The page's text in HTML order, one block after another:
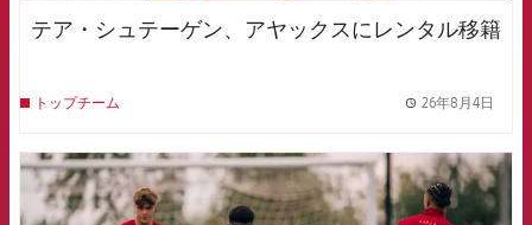
テア・シュテーゲン、アヤックスにレンタル移籍
トップチーム 26年8月4日
FCB Barcelona badge